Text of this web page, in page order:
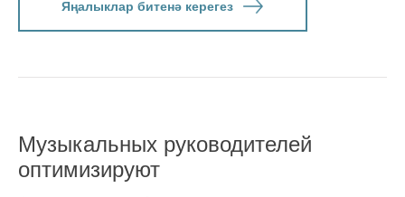
Яңалыклар битенә керегез
Музыкальных руководителей
оптимизируют